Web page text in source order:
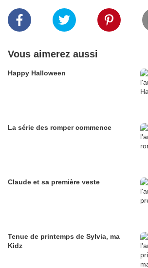
Vous aimerez aussi
Happy Halloween
La série des romper commence
Claude et sa première veste
Tenue de printemps de Sylvia, ma
Kidz